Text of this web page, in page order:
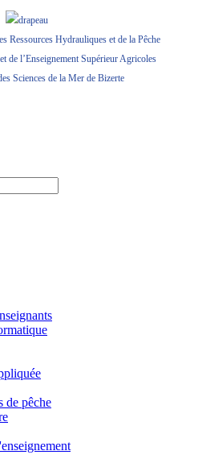
Ressources Hydrauliques et de la Pêche
de l’Enseignement Supérieur Agricoles
Sciences de la Mer de Bizerte
de pêche